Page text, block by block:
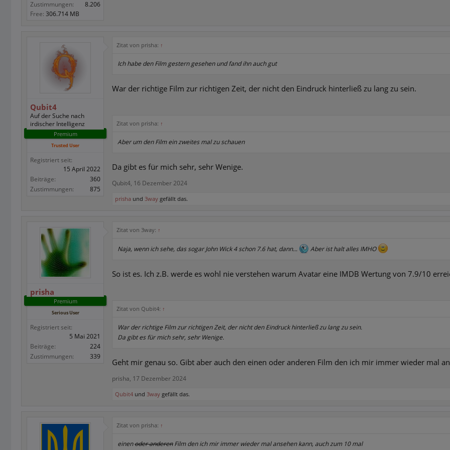
Zustimmungen:
8.206
Free: 306.714 MB
Qubit4
Auf der Suche nach
irdischer Intelligenz
Premium
Trusted User
Registriert seit:
15 April 2022
Beiträge:
360
Zustimmungen:
875
Zitat von prisha: ↑
Ich habe den Film gestern gesehen und fand ihn auch gut
War der richtige Film zur richtigen Zeit, der nicht den Eindruck hinterließ zu lang zu sein.
Zitat von prisha: ↑
Aber um den Film ein zweites mal zu schauen
Da gibt es für mich sehr, sehr Wenige.
Qubit4, 16 Dezember 2024
prisha und 3way gefällt das.
prisha
Premium
Serious User
Registriert seit:
5 Mai 2021
Beiträge:
224
Zustimmungen:
339
Zitat von 3way: ↑
Naja, wenn ich sehe, das sogar John Wick 4 schon 7.6 hat, dann... Aber ist halt alles IMHO
So ist es. Ich z.B. werde es wohl nie verstehen warum Avatar eine IMDB Wertung von 7.9/10
Zitat von Qubit4: ↑
War der richtige Film zur richtigen Zeit, der nicht den Eindruck hinterließ zu lang zu sein.
Da gibt es für mich sehr, sehr Wenige.
Geht mir genau so. Gibt aber auch den einen oder anderen Film den ich mir immer wieder mal
prisha, 17 Dezember 2024
Qubit4 und 3way gefällt das.
Zitat von prisha: ↑
einenoder anderenFilm den ich mir immer wieder mal ansehen kann, auch zum 10 mal